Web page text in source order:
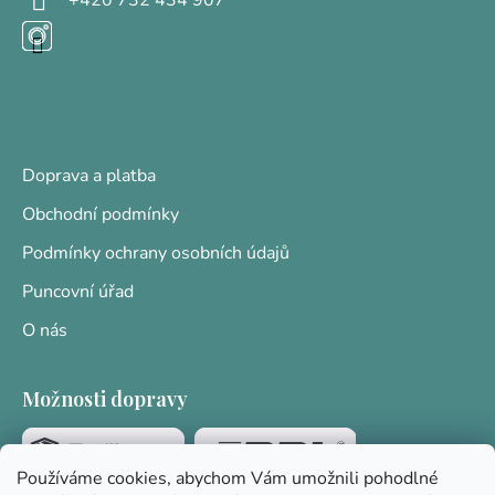
Používáme cookies, abychom Vám umožnili pohodlné
Doprava a platba
Obchodní podmínky
Podmínky ochrany osobních údajů
Puncovní úřad
O nás
Možnosti dopravy